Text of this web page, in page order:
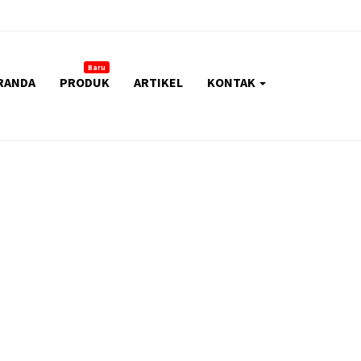
PRODUK
Baru
ARTIKEL KONTAK